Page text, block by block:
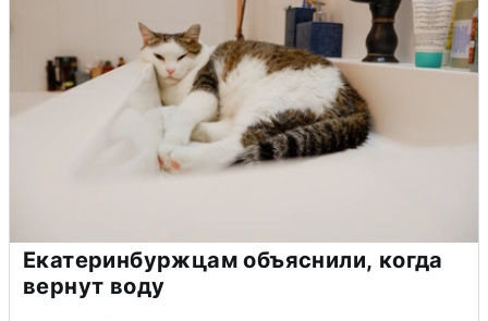
Екатеринбуржцам объяснили, когда
вернут воду